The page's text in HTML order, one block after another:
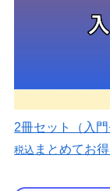
2冊セット（入門
税込 まとめてお